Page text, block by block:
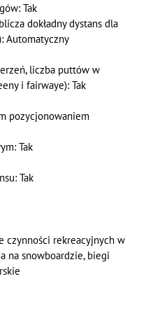
Tak
dokładny dystans dla
Automatyczny
liczba puttów w
i fairwaye): Tak
pozycjonowaniem
Tak
Tak
czynności rekreacyjnych w
na snowboardzie, biegi